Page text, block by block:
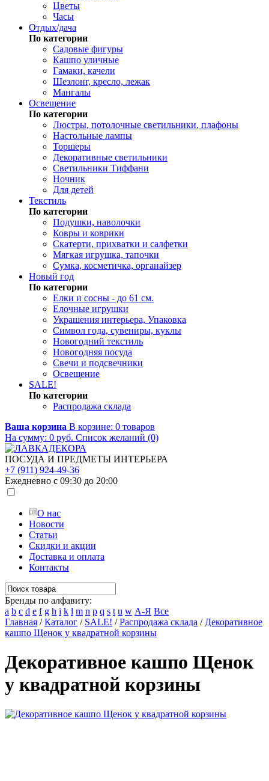
Цветы
Часы
Отдых/дача
По категории
Садовые фигуры
Кашпо уличные
Гамаки, качели
Шезлонг, кресло, лежак
Мангалы
Освещение
По категории
Люстры, потолочные светильники, плафоны
Настольные лампы
Торшеры
Декоративные светильники
Светильники Тиффани
Ночник
Для детей
Текстиль
По категории
Подушки, наволочки
Ковры и коврики
Скатерти, прихватки и салфетки
Мягкая игрушка, тапочки
Сумка, косметичка, органайзер
Новый год
По категории
Елки и сосны - до 61 см.
Елочные игрушки
Украшения интерьера, Упаковка
Символ года, сувениры, куклы
Новогодний текстиль
Новогодняя посуда
Свечи и подсвечники
Освещение
SALE!
По категории
Распродажа склада
Ваша корзина В корзине: 0 товаров
На сумму: 0 руб. Список желаний (0)
ПОСУДА И ПРЕДМЕТЫ ИНТЕРЬЕРА
+7 (911) 924-49-36
Ежедневно с 09:30 до 20:00
О нас
Новости
Статьи
Скидки и акции
Доставка и оплата
Контакты
Бренды по алфавиту:
a b c d e f g h i k l m n p q s t u w А-Я Все
Главная /Каталог / SALE! /Распродажа склада / Декоративное
кашпо Щенок у квадратной корзины
Декоративное кашпо Щенок
у квадратной корзины